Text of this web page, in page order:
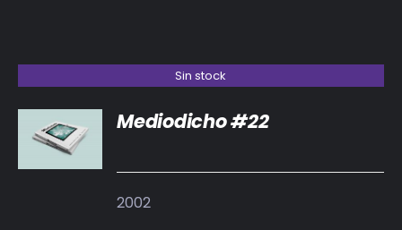
Sin stock
DETALLES
Mediodicho #22
2002